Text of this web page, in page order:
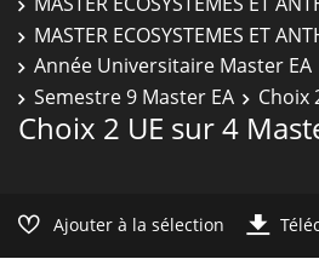
MASTER ECOSYSTEMES ET
Année Universitaire Master EA
Semestre 9 Master EA
Choix
Choix 2 UE sur 4
Ajouter à la sélection